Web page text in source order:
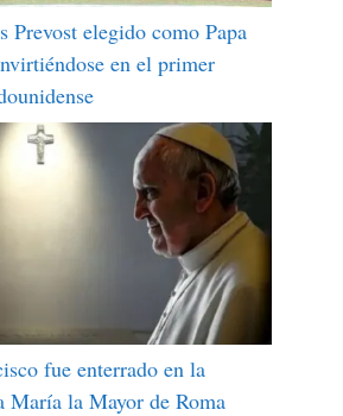
Prevost elegido como Papa
en el primer
fue enterrado en la
María la Mayor de Roma